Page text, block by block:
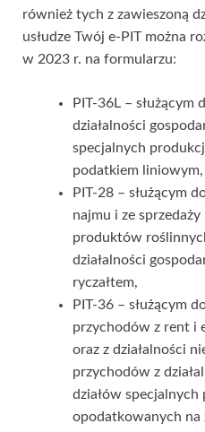
również tych z zawieszoną
usłudze Twój e-PIT można
w 2023 r. na formularzu:
PIT-36L – służącym
działalności
specjalnych
podatkiem liniowym,
PIT-28 – służącym
najmu i ze
produktów
działalności
ryczałtem,
PIT-36 – służącym
przychodów z rent i
oraz z działalności
przychodów z
działów
opodatkowanych na